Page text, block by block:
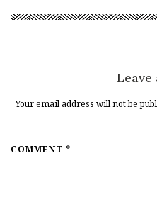
Leave
Your email address will not be
COMMENT *